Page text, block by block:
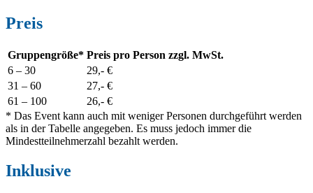
Preis
Gruppengröße* Preis pro Person zzgl. MwSt.
6 – 30
29,- €
31 – 60
27,- €
61 – 100
26,- €
* Das Event kann auch mit weniger Personen durchgeführt werden
als in der Tabelle angegeben. Es muss jedoch immer die
Mindestteilnehmerzahl bezahlt werden.
Inklusive